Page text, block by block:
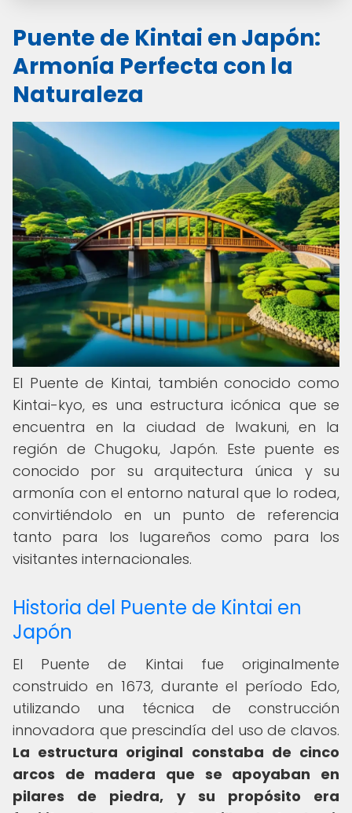
Puente de Kintai en Japón:
Armonía Perfecta con la
Naturaleza
El Puente de Kintai, también conocido como
Kintai-kyo, es una estructura icónica que se
encuentra en la ciudad de Iwakuni, en la
región de Chugoku, Japón. Este puente es
conocido por su arquitectura única y su
armonía con el entorno natural que lo rodea,
convirtiéndolo en un punto de referencia
tanto para los lugareños como para los
visitantes internacionales.
Historia del Puente de Kintai en
Japón
El Puente de Kintai fue originalmente
construido en 1673, durante el período Edo,
utilizando una técnica de construcción
innovadora que prescindía del uso de clavos.
La estructura original constaba de cinco
arcos de madera que se apoyaban en
pilares de piedra, y su propósito era